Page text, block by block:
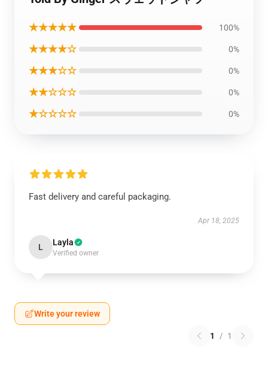
★★★★★ 100%
★★★★☆ 0%
★★★☆☆ 0%
★★☆☆☆ 0%
★☆☆☆☆ 0%
Fast delivery and careful packaging.
Apr 18, 2025
L Layla
Verified owner
Write your review
1 / 1